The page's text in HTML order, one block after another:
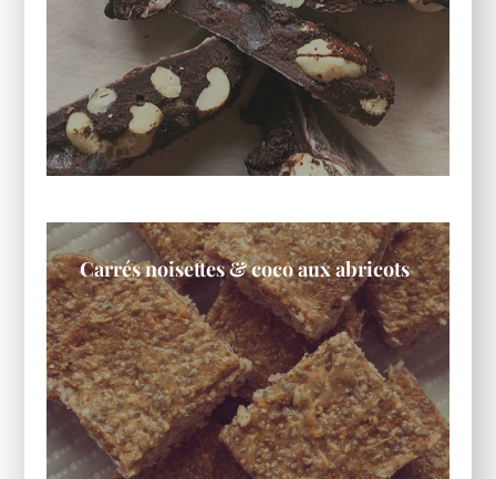
Carrés noisettes & coco aux abricots